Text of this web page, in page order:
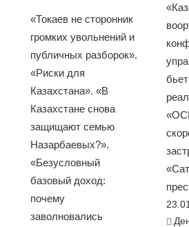
«Токаев не сторонник
громких увольнений и
публичных разборок».
«Риски для
Казахстана». «В
Казахстане снова
защищают семью
Назарбаевых?».
«Безусловный
базовый доход:
почему
заволновались